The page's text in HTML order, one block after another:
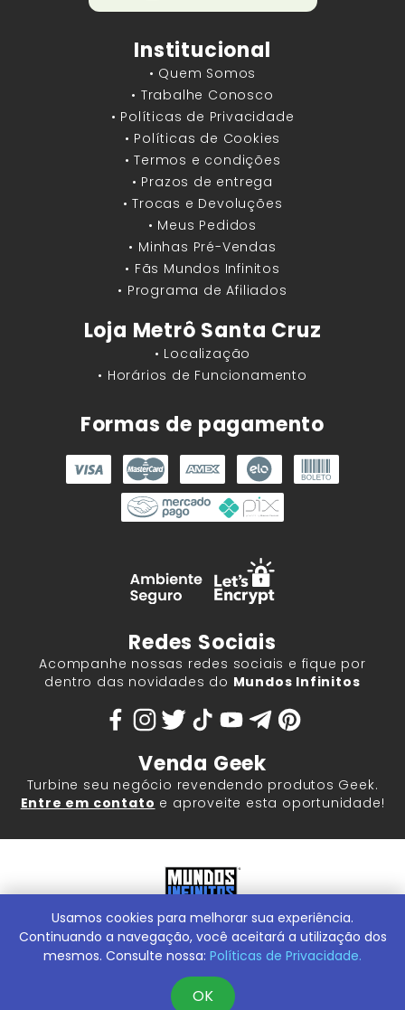
Institucional
• Quem Somos
• Trabalhe Conosco
• Políticas de Privacidade
• Políticas de Cookies
• Termos e condições
• Prazos de entrega
• Trocas e Devoluções
• Meus Pedidos
• Minhas Pré-Vendas
• Fãs Mundos Infinitos
• Programa de Afiliados
Loja Metrô Santa Cruz
• Localização
• Horários de Funcionamento
Formas de pagamento
Redes Sociais
Acompanhe nossas redes sociais e fique por
dentro das novidades do Mundos Infinitos
Venda Geek
Turbine seu negócio revendendo produtos Geek.
Entre em contato e aproveite esta oportunidade!
Mundos Infinitos - Publicações e Geek Store |ContentStuff
Publicações e Assinaturas Ltda. CNPJ - 05.859.917/0001-60.
Conheça nossa Loja Física:Rua Machado Bitencourt, 291 -
Usamos cookies para melhorar sua experiência.
Continuando a navegação, você aceitará a utilização dos
mesmos. Consulte nossa: Políticas de Privacidade.
OK